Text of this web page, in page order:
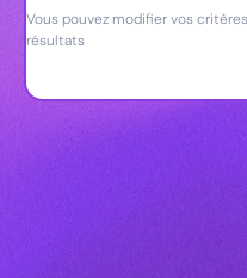
Vous pouvez modifier vos
résultats